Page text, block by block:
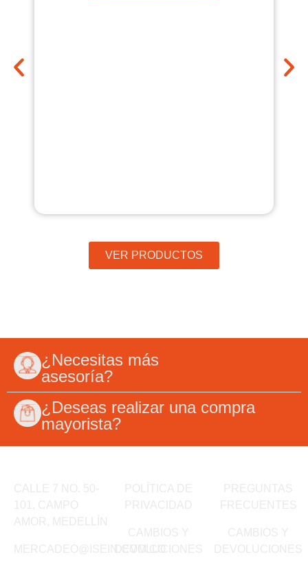
VER PRODUCTOS
¿Necesitas más
asesoría?
¿Deseas realizar una compra
mayorista?
MERCADEO@ISEIN.COM.CODEVOLUCIONES